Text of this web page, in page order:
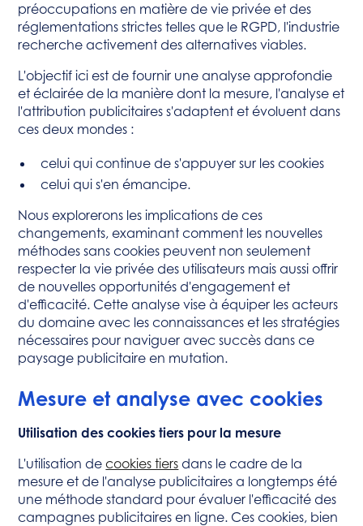
préoccupations en matière de vie privée et des
réglementations strictes telles que le RGPD, l'industrie
recherche activement des alternatives viables.
L'objectif ici est de fournir une analyse approfondie
et éclairée de la manière dont la mesure, l'analyse et
l'attribution publicitaires s'adaptent et évoluent dans
ces deux mondes :
celui qui continue de s'appuyer sur les cookies
celui qui s'en émancipe.
Nous explorerons les implications de ces
changements, examinant comment les nouvelles
méthodes sans cookies peuvent non seulement
respecter la vie privée des utilisateurs mais aussi offrir
de nouvelles opportunités d'engagement et
d'efficacité. Cette analyse vise à équiper les acteurs
du domaine avec les connaissances et les stratégies
nécessaires pour naviguer avec succès dans ce
paysage publicitaire en mutation.
Mesure et analyse avec cookies
Utilisation des cookies tiers pour la mesure
L'utilisation decookies tiers dans le cadre de la
mesure et de l'analyse publicitaires a longtemps été
une méthode standard pour évaluer l'efficacité des
campagnes publicitaires en ligne. Ces cookies, bien